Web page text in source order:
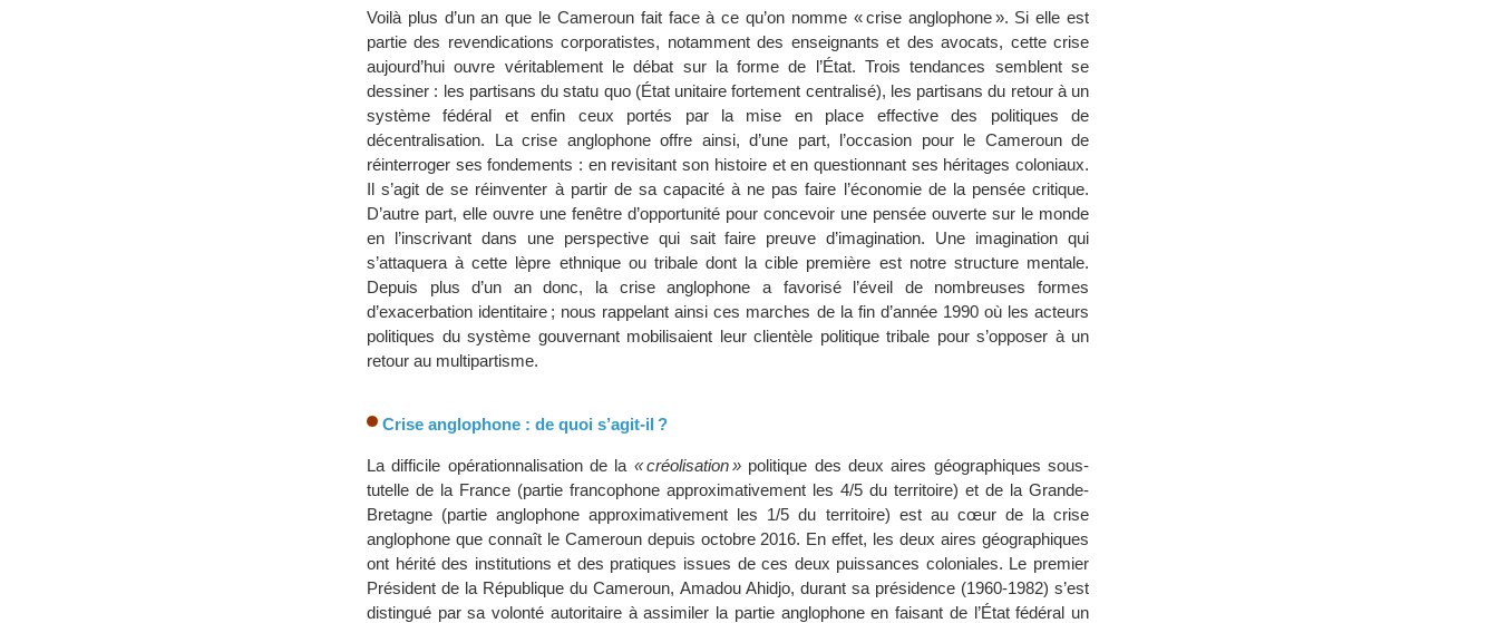
Voilà plus d’un an que le Cameroun fait face à ce qu’on nomme « crise anglophone ». Si elle est
partie des revendications corporatistes, notamment des enseignants et des avocats, cette crise
aujourd’hui ouvre véritablement le débat sur la forme de l’État. Trois tendances semblent se
dessiner : les partisans du statu quo (État unitaire fortement centralisé), les partisans du retour à un
système fédéral et enfin ceux portés par la mise en place effective des politiques de
décentralisation. La crise anglophone offre ainsi, d’une part, l’occasion pour le Cameroun de
réinterroger ses fondements : en revisitant son histoire et en questionnant ses héritages coloniaux.
Il s’agit de se réinventer à partir de sa capacité à ne pas faire l’économie de la pensée critique.
D’autre part, elle ouvre une fenêtre d’opportunité pour concevoir une pensée ouverte sur le monde
en l’inscrivant dans une perspective qui sait faire preuve d’imagination. Une imagination qui
s’attaquera à cette lèpre ethnique ou tribale dont la cible première est notre structure mentale.
Depuis plus d’un an donc, la crise anglophone a favorisé l’éveil de nombreuses formes
d’exacerbation identitaire ; nous rappelant ainsi ces marches de la fin d’année 1990 où les acteurs
politiques du système gouvernant mobilisaient leur clientèle politique tribale pour s’opposer à un
retour au multipartisme.
Crise anglophone : de quoi s’agit-il ?
La difficile opérationnalisation de la « créolisation »politique des deux aires géographiques sous-
tutelle de la France (partie francophone approximativement les 4/5 du territoire) et de la Grande-
Bretagne (partie anglophone approximativement les 1/5 du territoire) est au cœur de la crise
anglophone que connaît le Cameroun depuis octobre 2016. En effet, les deux aires géographiques
ont hérité des institutions et des pratiques issues de ces deux puissances coloniales. Le premier
Président de la République du Cameroun, Amadou Ahidjo, durant sa présidence (1960-1982) s’est
distingué par sa volonté autoritaire à assimiler la partie anglophone en faisant de l’État fédéral un